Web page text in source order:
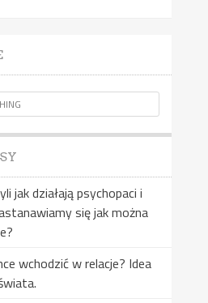
jak działają psychopaci i
się jak można
wchodzić w relacje? Idea